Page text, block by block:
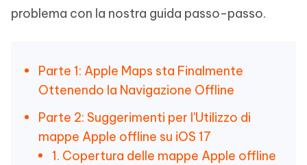
problema con la nostra guida passo-passo.
Parte 1: Apple Maps sta Finalmente
Ottenendo la Navigazione Offline
Parte 2: Suggerimenti per l'Utilizzo di
mappe Apple offline su iOS 17
1. Copertura delle mappe Apple offline